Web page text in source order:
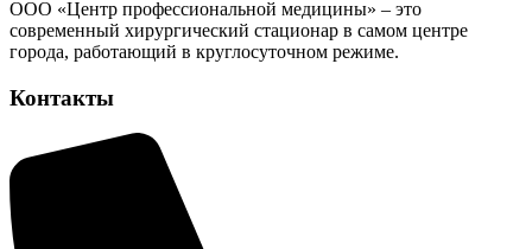
ООО «Центр профессиональной медицины» – это
современный хирургический стационар в самом центре
города, работающий в круглосуточном режиме.
Контакты